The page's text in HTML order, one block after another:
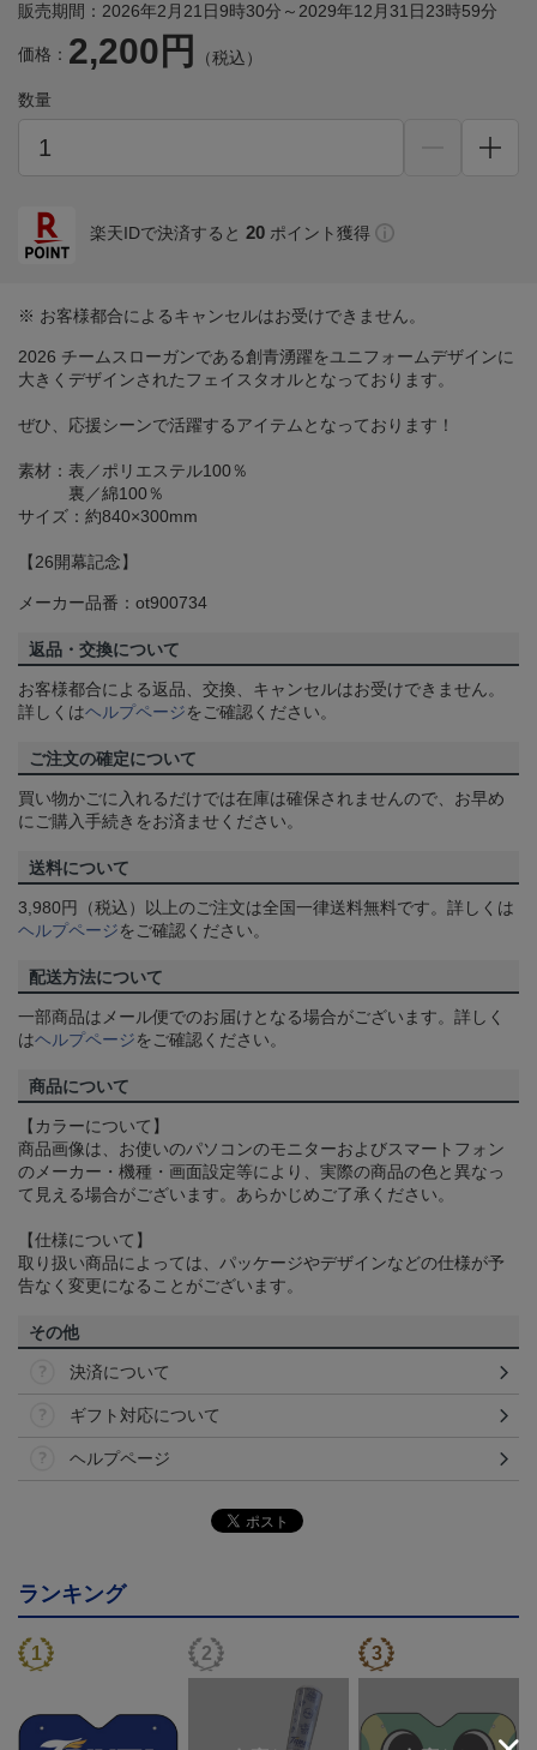
販売期間：2026年2月21日9時30分～2029年12月31日23時59分
価格： 2,200円 （税込）
数量
楽天IDで決済すると 20 ポイント獲得
※ お客様都合によるキャンセルはお受けできません。
2026 チームスローガンである創青湧躍をユニフォームデザインに
大きくデザインされたフェイスタオルとなっております。
ぜひ、応援シーンで活躍するアイテムとなっております！
素材：表／ポリエステル100％
裏／綿100％
サイズ：約840×300mm
【26開幕記念】
メーカー品番：ot900734
返品・交換について
お客様都合による返品、交換、キャンセルはお受けできません。
詳しくはヘルプページをご確認ください。
ご注文の確定について
買い物かごに入れるだけでは在庫は確保されませんので、お早め
にご購入手続きをお済ませください。
送料について
3,980円（税込）以上のご注文は全国一律送料無料です。詳しくは
ヘルプページをご確認ください。
配送方法について
一部商品はメール便でのお届けとなる場合がございます。詳しく
はヘルプページをご確認ください。
商品について
【カラーについて】
商品画像は、お使いのパソコンのモニターおよびスマートフォン
のメーカー・機種・画面設定等により、実際の商品の色と異なっ
て見える場合がございます。あらかじめご了承ください。
【仕様について】
取り扱い商品によっては、パッケージやデザインなどの仕様が予
告なく変更になることがございます。
その他
決済について
ギフト対応について
ヘルプページ
ランキング